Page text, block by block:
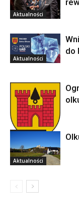
Aktualności
Aktualności
do
Aktualności